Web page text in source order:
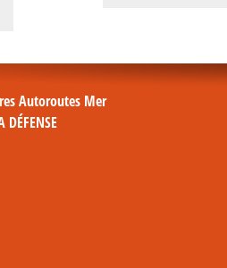
Autoroutes Mer